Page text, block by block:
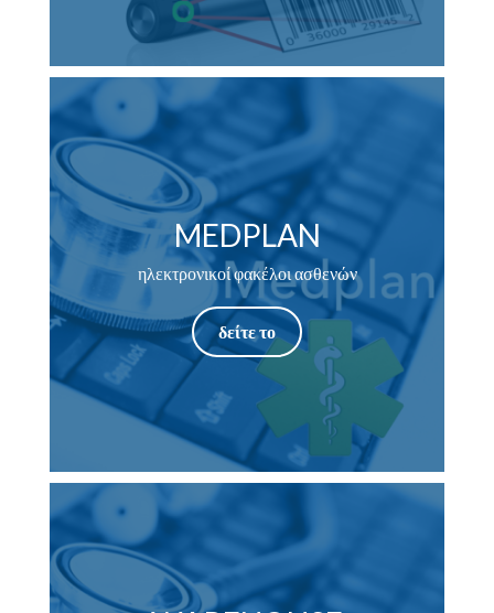
MEDPLAN
ηλεκτρονικοί φακέλοι ασθενών
δείτε το